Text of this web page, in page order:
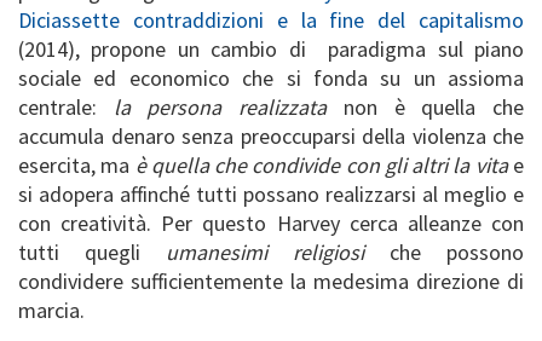
Diciassette contraddizioni e la fine del capitalismo
(2014), propone un cambio di paradigma sul piano
sociale ed economico che si fonda su un assioma
centrale: la persona realizzatanon è quella che
accumula denaro senza preoccuparsi della violenza che
esercita, ma è quella che condivide con gli altri la vitae
si adopera affinché tutti possano realizzarsi al meglio e
con creatività. Per questo Harvey cerca alleanze con
tutti quegli umanesimi religiosiche possono
condividere sufficientemente la medesima direzione di
marcia.